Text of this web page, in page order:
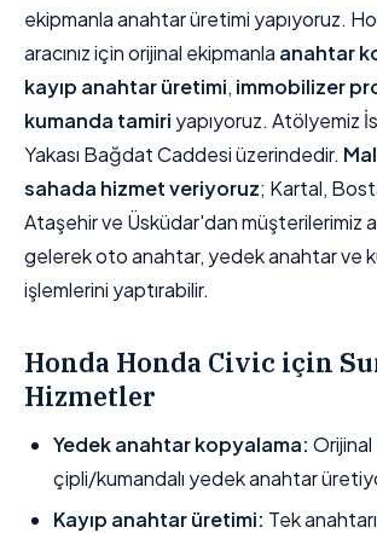
ekipmanla anahtar üretimi yapıyoruz.
aracınız için orijinal ekipmanla anahtar
kayıp anahtar üretimi, immobilizer
kumanda tamiri yapıyoruz. Atölyemiz
Yakası Bağdat Caddesi üzerindedir.
sahada hizmet veriyoruz; Kartal,
Ataşehir ve Üsküdar'dan müşterilerimiz
gelerek oto anahtar, yedek anahtar ve
işlemlerini yaptırabilir.
Honda Honda Civic için
Hizmetler
Yedek anahtar kopyalama:
çipli/kumandalı yedek anahtar
Kayıp anahtar üretimi: Tek